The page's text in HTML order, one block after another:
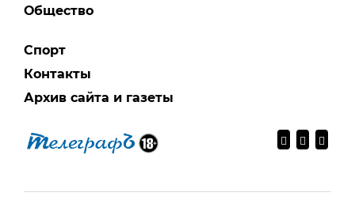
Общество
Спорт
Контакты
Архив сайта и газеты